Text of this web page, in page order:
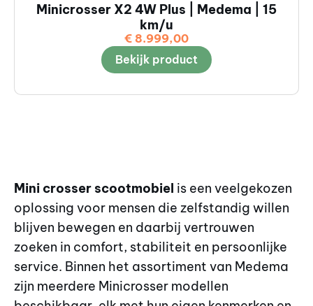
Minicrosser X2 4W Plus | Medema | 15
km/u
€ 8.999,00
Bekijk product
Mini crosser scootmobiel is een veelgekozen
oplossing voor mensen die zelfstandig willen
blijven bewegen en daarbij vertrouwen
zoeken in comfort, stabiliteit en persoonlijke
service. Binnen het assortiment van Medema
zijn meerdere Minicrosser modellen